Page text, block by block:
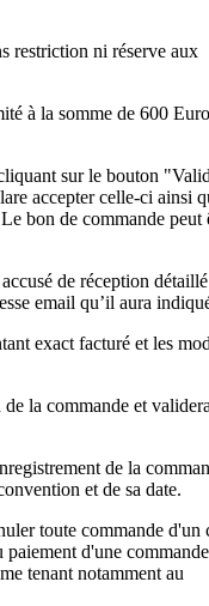
restriction ni réserve aux
à la somme de 600
sur le bouton
accepter celle-ci ainsi
bon de commande peut
de réception
email qu’il aura
exact facturé et les
la commande et
de la
et de sa date.
toute commande d'un
d'une commande
tenant notamment au